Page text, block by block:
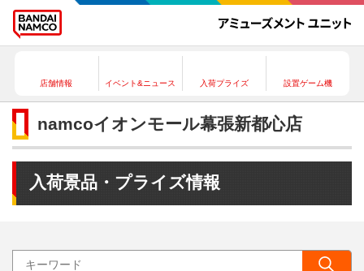
店舗情報 イベント&ニュース 入荷プライズ 設置ゲーム機
namcoイオンモール幕張新都心店
入荷景品・プライズ情報